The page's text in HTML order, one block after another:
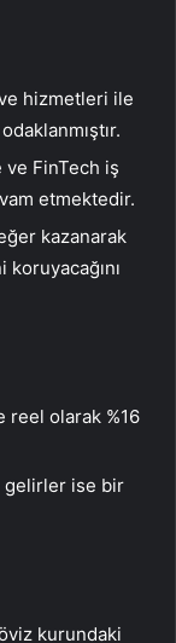
hizmetleri ile
ve FinTech iş
etmektedir.
kazanarak
olarak %16
gelirler ise bir
kurundaki